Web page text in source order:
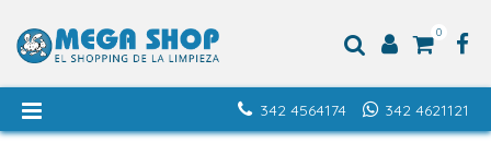
0
342 4621121
342 4564174